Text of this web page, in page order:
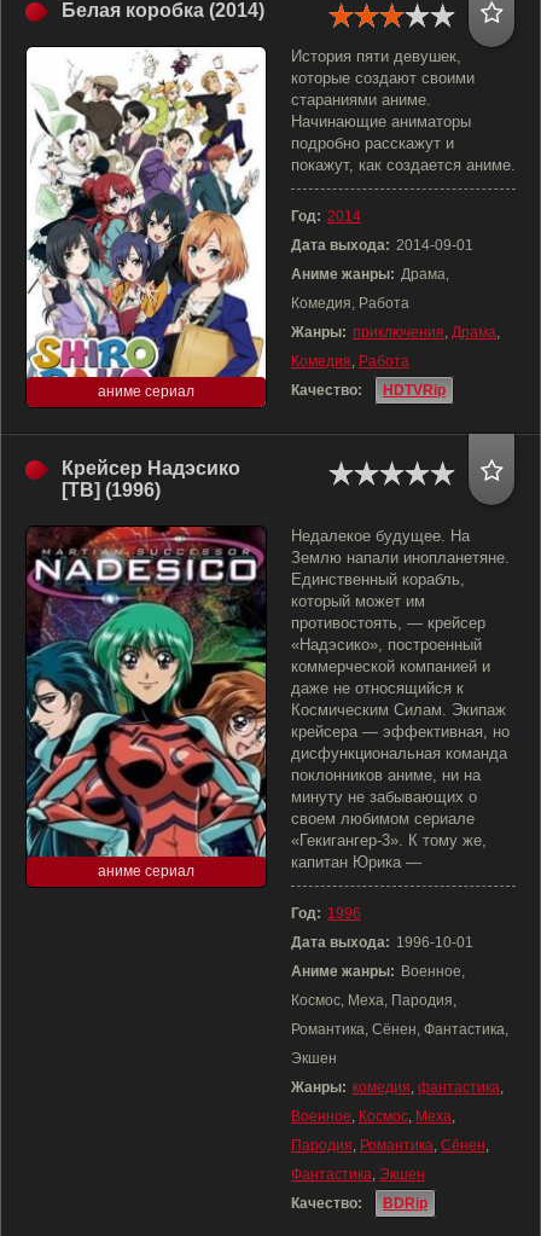
Белая коробка (2014)
аниме сериал
История пяти девушек,
которые создают своими
стараниями аниме.
Начинающие аниматоры
подробно расскажут и
покажут, как создается аниме.
Год: 2014
Дата выхода: 2014-09-01
Аниме жанры: Драма,
Комедия, Работа
Жанры: приключения, Драма,
Комедия, Работа
Качество:
HDTVRip
Крейсер Надэсико
[ТВ] (1996)
аниме сериал
Недалекое будущее. На
Землю напали инопланетяне.
Единственный корабль,
который может им
противостоять, — крейсер
«Надэсико», построенный
коммерческой компанией и
даже не относящийся к
Космическим Силам. Экипаж
крейсера — эффективная, но
дисфункциональная команда
поклонников аниме, ни на
минуту не забывающих о
своем любимом сериале
«Гекигангер-3». К тому же,
капитан Юрика —
Год: 1996
Дата выхода: 1996-10-01
Аниме жанры: Военное,
Космос, Меха, Пародия,
Романтика, Сёнен, Фантастика,
Экшен
Жанры: комедия, фантастика,
Военное, Космос, Меха,
Пародия, Романтика, Сёнен,
Фантастика, Экшен
Качество:
BDRip